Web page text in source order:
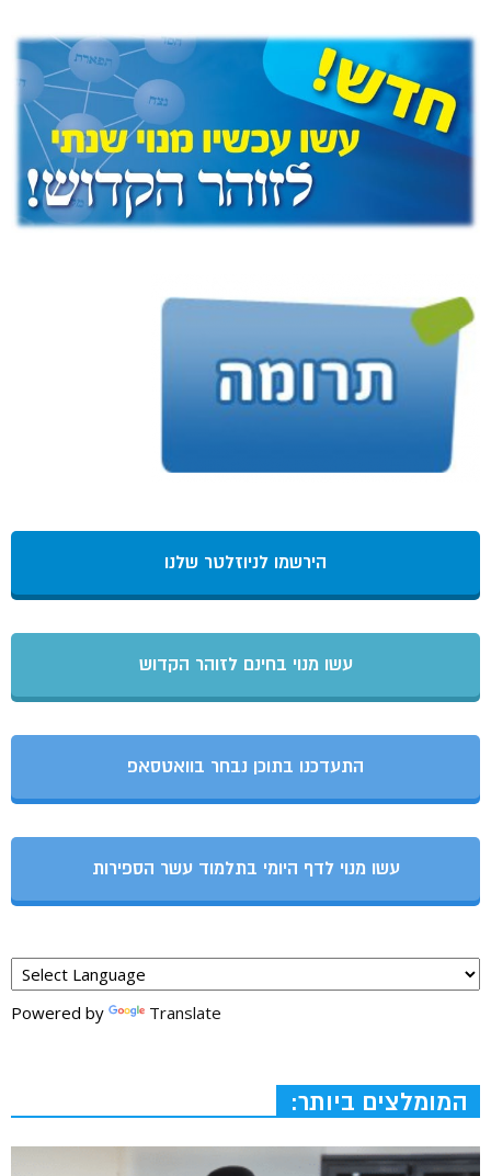
הירשמו לניוזלטר שלנו
עשו מנוי בחינם לזוהר הקדוש
התעדכנו בתוכן נבחר בוואטסאפ
עשו מנוי לדף היומי בתלמוד עשר הספירות
Powered by Translate
המומלצים ביותר: